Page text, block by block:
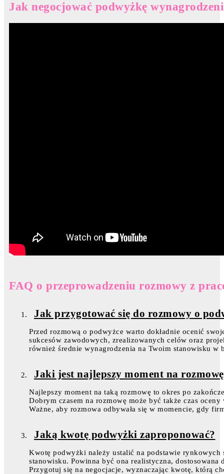
Jak negocjować podwyżkę
FAQ o przeprowadzeniu rozmowy z
Jak przygotować się do rozmowy o
Przed rozmową o podwyżce warto dokładnie ocenić
sukcesów zawodowych, zrealizowanych celów oraz
również średnie wynagrodzenia na Twoim stanowisku w
Jaki jest najlepszy moment na
Najlepszy moment na taką rozmowę to okres po
Dobrym czasem na rozmowę może być także czas
Ważne, aby rozmowa odbywała się w momencie, gdy
Jaką kwotę podwyżki zaproponować?
Kwotę podwyżki należy ustalić na podstawie rynkowych
stanowisku. Powinna być ona realistyczna,
Przygotuj się na negocjacje, wyznaczając kwotę, którą